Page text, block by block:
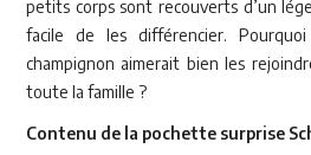
petits corps sont recouverts d’un
facile de les différencier.
champignon aimerait bien les
toute la famille ?
Contenu de la pochette surprise